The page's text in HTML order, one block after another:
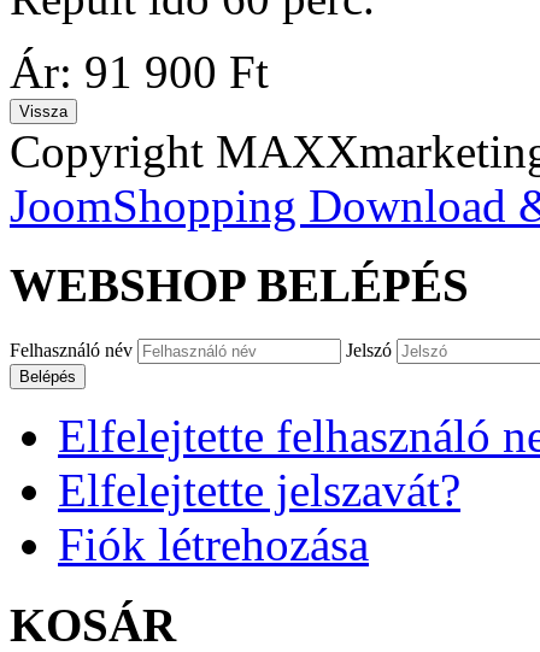
Ár: 91 900 Ft
Copyright
JoomShopping Download
WEBSHOP BELÉPÉS
Felhasználó név Jelszó
Belépés
Elfelejtette felhasználó
Elfelejtette jelszavát?
Fiók létrehozása
KOSÁR